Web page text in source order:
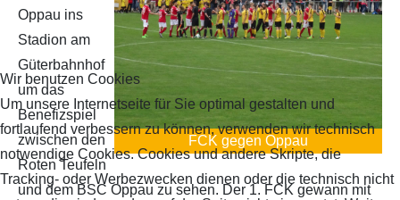
FCK gegen Oppau
Oppau ins
Stadion am
Güterbahnhof
um das
Benefizspiel
zwischen den
Roten Teufeln
und dem BSC Oppau zu sehen. Der 1. FCK gewann mit
Wir benutzen Cookies
Um unsere Internetseite für Sie optimal gestalten und
fortlaufend verbessern zu können, verwenden wir technisch
notwendige Cookies. Cookies und andere Skripte, die
Tracking- oder Werbezwecken dienen oder die technisch nicht
Archiv 2019
Archiv 2018
Archiv 2017
Archiv 2016
2018